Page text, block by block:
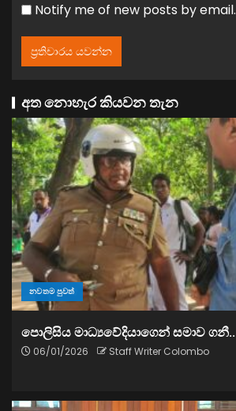
Notify me of new posts by email.
අත නොහැර කියවන තැන
නවතම පුවත්
පොලිසිය මාධ්‍යවේදියාගෙන් සමාව ගනී..
06/01/2026 Staff Writer Colombo